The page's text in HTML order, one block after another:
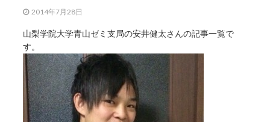
2014年7月28日
山梨学院大学青山ゼミ支局の安井健太さんの記事一覧で
す。